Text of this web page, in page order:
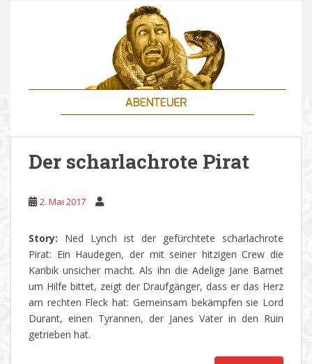
Der scharlachrote Pirat
2. Mai 2017
Story: Ned Lynch ist der gefürchtete scharlachrote
Pirat: Ein Haudegen, der mit seiner hitzigen Crew die
Karibik unsicher macht. Als ihn die Adelige Jane Barnet
um Hilfe bittet, zeigt der Draufgänger, dass er das Herz
am rechten Fleck hat: Gemeinsam bekämpfen sie Lord
Durant, einen Tyrannen, der Janes Vater in den Ruin
getrieben hat.